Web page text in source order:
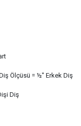
Ölçüsü = ½" Erkek Diş
Diş